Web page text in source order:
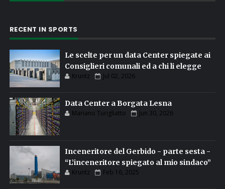
RECENT IN SPORTS
Le scelte per un data Center spiegate ai
Consiglieri comunali ed a chi li elegge
Kruntz Jul 02, 2026
Data Center a Borgata Lesna
Mariano Turigliatto Jun 30, 2026
Inceneritore del Gerbido - parte sesta -
“L’inceneritore spiegato al mio sindaco”
Kruntz Feb 16, 2025